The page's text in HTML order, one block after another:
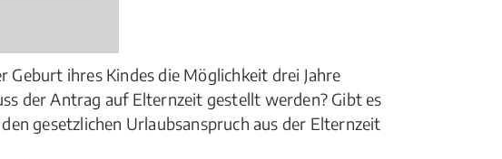
Geburt ihres Kindes die Möglichkeit drei Jahre
der Antrag auf Elternzeit gestellt werden? Gibt es
gesetzlichen Urlaubsanspruch aus der Elternzeit